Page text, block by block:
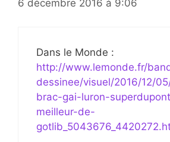
6 décembre 2016 à 9:06
Dans le Monde :
http://www.lemonde.fr/
dessinee/visuel/2016/12/
brac-gai-luron-
meilleur-de-